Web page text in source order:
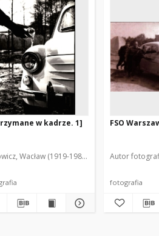
w kadrze. 1]
Wacław (1919-1983). Fot.
FSO
Autor
fotografia